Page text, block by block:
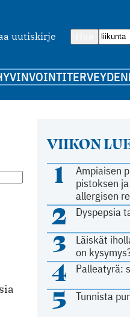
uutiskirje
VIIKON
1
Ampiaisen
pistoksen
allergisen
2 Dyspepsia
3
Läiskät
on
4 Palleatyrä:
5 Tunnista